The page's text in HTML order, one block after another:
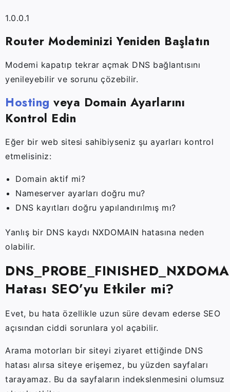
1.0.0.1
Router Modeminizi Yeniden Başlatın
Modemi kapatıp tekrar açmak DNS bağlantısını
yenileyebilir ve sorunu çözebilir.
Hosting veya Domain Ayarlarını
Kontrol Edin
Eğer bir web sitesi sahibiyseniz şu ayarları kontrol
etmelisiniz:
Domain aktif mi?
Nameserver ayarları doğru mu?
DNS kayıtları doğru yapılandırılmış mı?
Yanlış bir DNS kaydı NXDOMAIN hatasına neden
olabilir.
Hatası SEO’yu Etkiler mi?
Evet, bu hata özellikle uzun süre devam ederse SEO
açısından ciddi sorunlara yol açabilir.
Arama motorları bir siteyi ziyaret ettiğinde DNS
hatası alırsa siteye erişemez, bu yüzden sayfaları
tarayamaz. Bu da sayfaların indekslenmesini olumsuz